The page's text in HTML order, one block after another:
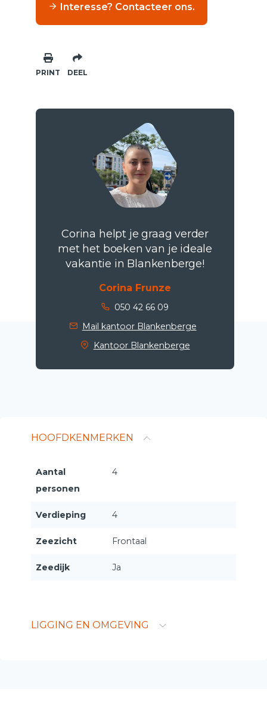
Interesse? Contacteer ons.
PRINT DEEL
Corina helpt je graag verder
met het boeken van je ideale
vakantie in Blankenberge!
Corina Frunze
050 42 66 09
Mail kantoor Blankenberge
Kantoor Blankenberge
HOOFDKENMERKEN
Aantal
personen
4
Verdieping 4
Zeezicht Frontaal
Zeedijk Ja
LIGGING EN OMGEVING